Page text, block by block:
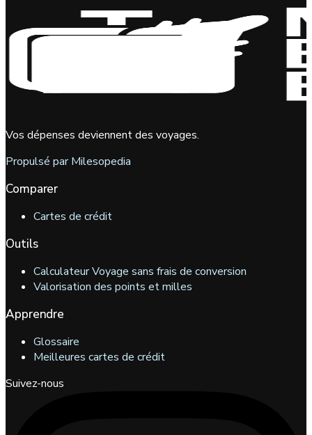
Vos dépenses deviennent des voyages.
Propulsé par Milesopedia
Comparer
Cartes de crédit
Outils
Calculateur Voyage sans frais de conversion
Valorisation des points et milles
Apprendre
Glossaire
Meilleures cartes de crédit
Suivez-nous